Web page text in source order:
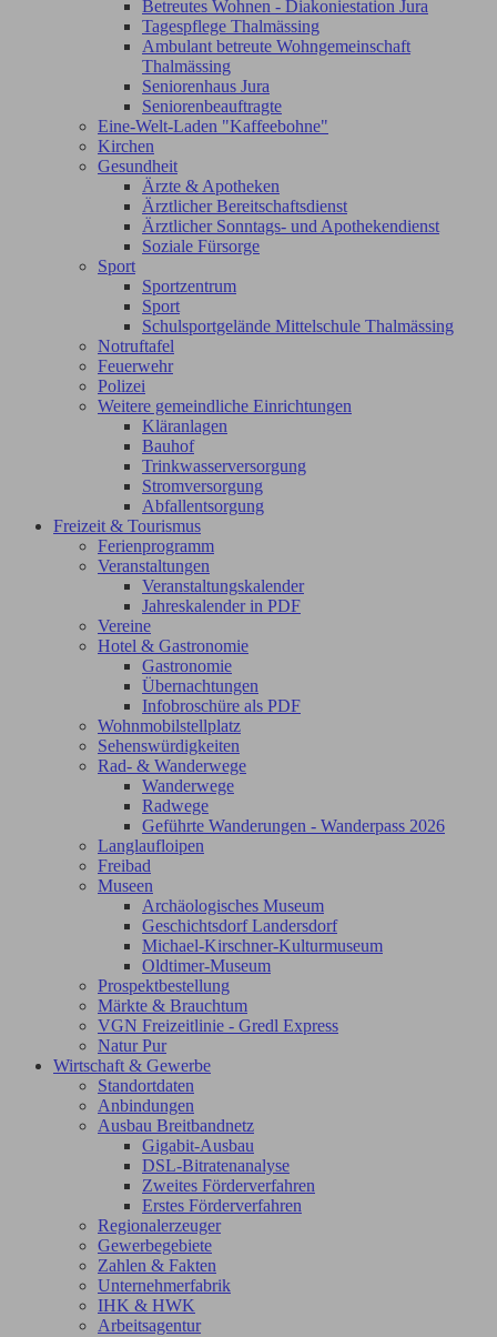
Betreutes Wohnen - Diakoniestation Jura
Tagespflege Thalmässing
Ambulant betreute Wohngemeinschaft
Thalmässing
Seniorenhaus Jura
Seniorenbeauftragte
Eine-Welt-Laden "Kaffeebohne"
Kirchen
Gesundheit
Ärzte & Apotheken
Ärztlicher Bereitschaftsdienst
Ärztlicher Sonntags- und Apothekendienst
Soziale Fürsorge
Sport
Sportzentrum
Sport
Schulsportgelände Mittelschule Thalmässing
Notruftafel
Feuerwehr
Polizei
Weitere gemeindliche Einrichtungen
Kläranlagen
Bauhof
Trinkwasserversorgung
Stromversorgung
Abfallentsorgung
Freizeit & Tourismus
Ferienprogramm
Veranstaltungen
Veranstaltungskalender
Jahreskalender in PDF
Vereine
Hotel & Gastronomie
Gastronomie
Übernachtungen
Infobroschüre als PDF
Wohnmobilstellplatz
Sehenswürdigkeiten
Rad- & Wanderwege
Wanderwege
Radwege
Geführte Wanderungen - Wanderpass 2026
Langlaufloipen
Freibad
Museen
Archäologisches Museum
Geschichtsdorf Landersdorf
Michael-Kirschner-Kulturmuseum
Oldtimer-Museum
Prospektbestellung
Märkte & Brauchtum
VGN Freizeitlinie - Gredl Express
Natur Pur
Wirtschaft & Gewerbe
Standortdaten
Anbindungen
Ausbau Breitbandnetz
Gigabit-Ausbau
DSL-Bitratenanalyse
Zweites Förderverfahren
Erstes Förderverfahren
Regionalerzeuger
Gewerbegebiete
Zahlen & Fakten
Unternehmerfabrik
IHK & HWK
Arbeitsagentur